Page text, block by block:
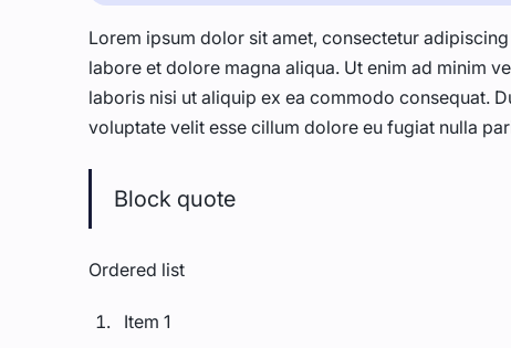
Lorem ipsum dolor sit amet, consectetur
labore et dolore magna aliqua. Ut enim ad minim
laboris nisi ut aliquip ex ea commodo consequat.
voluptate velit esse cillum dolore eu fugiat nulla
Block quote
Ordered list
Item 1